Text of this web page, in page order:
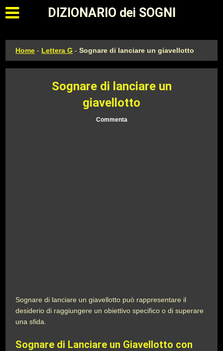
Apri il menu principale
DIZIONARIO dei SOGNI
Home - Lettera G -Sognare di lanciare un giavellotto
Sognare di lanciare un
giavellotto
Commenta
Sognare di lanciare un giavellotto può rappresentare il
desiderio di raggiungere un obiettivo specifico o di superare
una sfida.
Sognare di Lanciare un Giavellotto con